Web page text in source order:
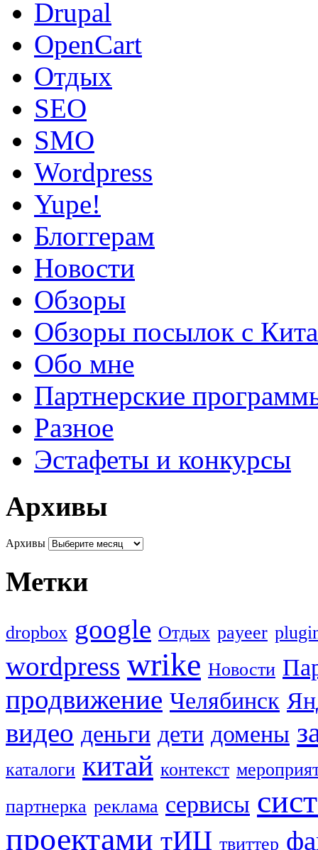
Drupal
OpenCart
Oтдых
SEO
SMO
Wordpress
Yupe!
Блоггерам
Новости
Обзоры
Обзоры посылок с
Обо мне
Партнерские
Разное
Эстафеты и конкурсы
Архивы
Архивы
Метки
dropbox google Oтдых payeer
wordpress wrike Новости
продвижение Челябинск
видео деньги дети домены
каталоги китай контекст
партнерка реклама сервисы
проектами тИЦ твиттер